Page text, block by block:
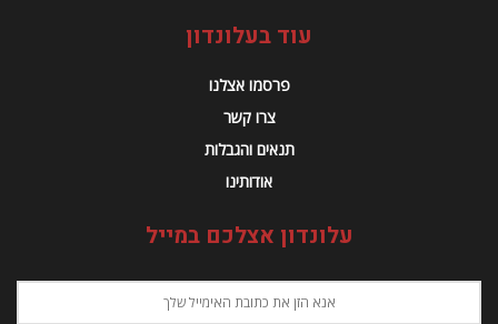
עוד בעלונדון
פרסמו אצלנו
צרו קשר
תנאים והגבלות
אודותינו
עלונדון אצלכם במייל